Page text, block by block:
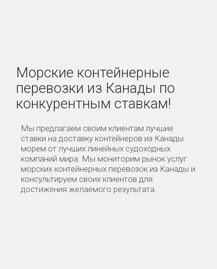
Морские контейнерные
перевозки из Канады по
конкурентным ставкам!
Мы предлагаем своим клиентам лучшие
ставки на доставку контейнеров из Канады
морем от лучших линейных судоходных
компаний мира. Мы мониторим рынок услуг
морских контейнерных перевозок из Канады и
консультируем своих клиентов для
достижения желаемого результата.